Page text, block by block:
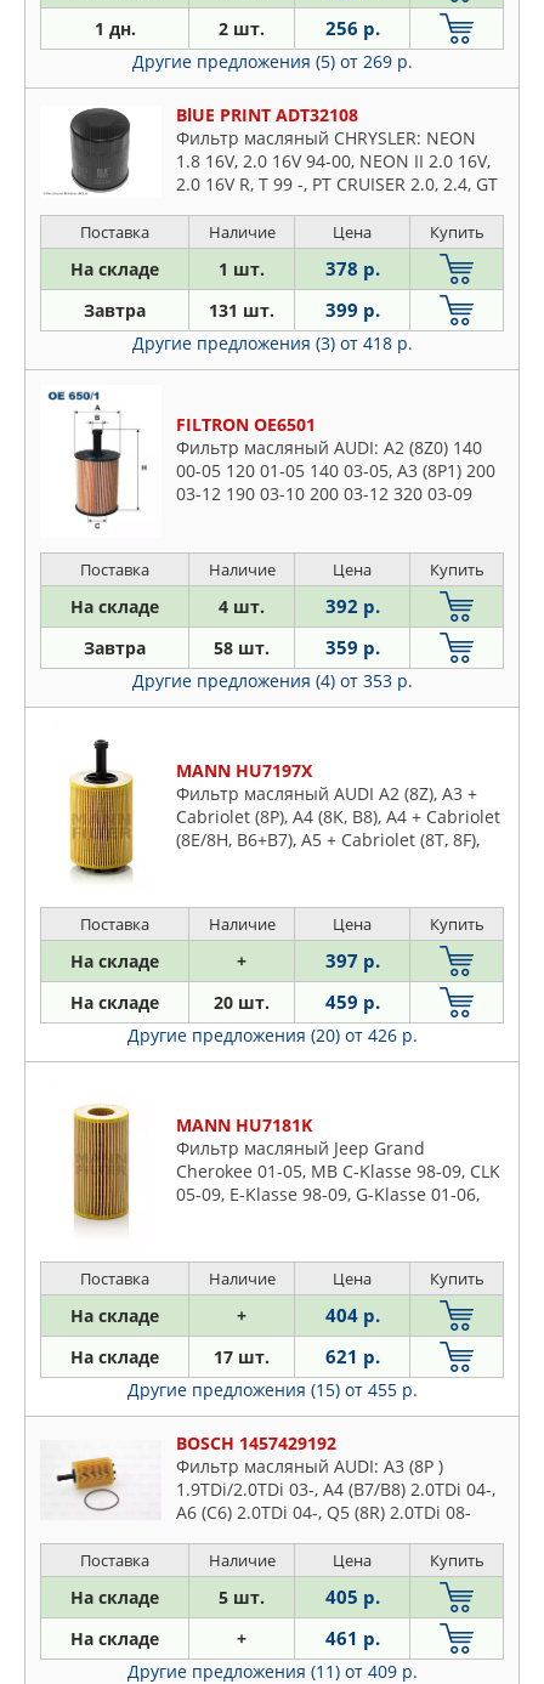
LYNXAUTO
MANN
MAPCO
MEAT & DORIA
MECAFILTER
MEYLE
MFILTER
OSSCA
PATRON
PURFLUX
TRUCKTEC AUTOMOTIVE
VALEO
WEEN
1 дн. 2 шт. 256 р.
Другие предложения (5) от 269 р.
BlUE PRINT ADT32108
Фильтр масляный CHRYSLER: NEON
1.8 16V, 2.0 16V 94-00, NEON II 2.0 16V,
2.0 16V R, T 99 -, PT CRUISER 2.0, 2.4, GT
04 -, ST
Поставка Наличие Цена Купить
На складе 1 шт. 378 р.
Завтра 131 шт. 399 р.
Другие предложения (3) от 418 р.
FILTRON OE6501
Фильтр масляный AUDI: A2 (8Z0) 140
00-05 120 01-05 140 03-05, A3 (8P1) 200
03-12 190 03-10 200 03-12 320 03-09
Поставка Наличие Цена Купить
На складе 4 шт. 392 р.
Завтра 58 шт. 359 р.
Другие предложения (4) от 353 р.
MANN HU7197X
Фильтр масляный AUDI A2 (8Z), A3 +
Cabriolet (8P), A4 (8K, B8), A4 + Cabriolet
(8E/8H, B6+B7), A5 + Cabriolet (8T, 8F),
Поставка Наличие Цена Купить
На складе + 397 р.
На складе 20 шт. 459 р.
Другие предложения (20) от 426 р.
MANN HU7181K
Фильтр масляный Jeep Grand
Cherokee 01-05, MB C-Klasse 98-09, CLK
05-09, E-Klasse 98-09, G-Klasse 01-06,
4,0 TD
Поставка Наличие Цена Купить
На складе + 404 р.
На складе 17 шт. 621 р.
Другие предложения (15) от 455 р.
BOSCH 1457429192
Фильтр масляный AUDI: A3 (8P )
1.9TDi/2.0TDi 03-, A4 (B7/B8) 2.0TDi 04-,
A6 (C6) 2.0TDi 04-, Q5 (8R) 2.0TDi 08-
TIGUAN 2.0TDi 07-
Поставка Наличие Цена Купить
На складе 5 шт. 405 р.
На складе + 461 р.
Другие предложения (11) от 409 р.